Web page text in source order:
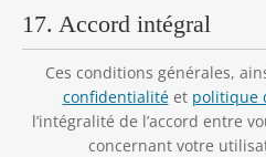
17. Accord intégral
Ces conditions générales,
confidentialitéet politique
l’intégralité de l’accord entre
concernant votre